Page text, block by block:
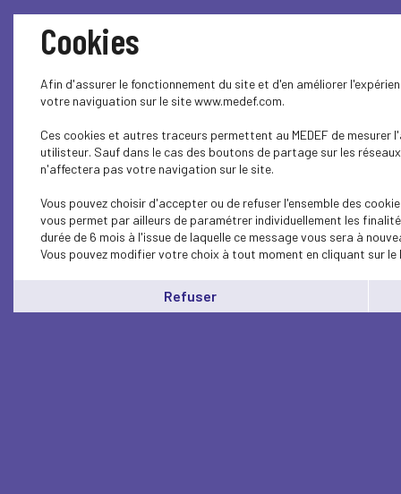
Cookies
Afin d'assurer le fonctionnement du site et d'en améliorer
votre naviguation sur le site www.medef.com.
Ces cookies et autres traceurs permettent au MEDEF de
utilisteur. Sauf dans le cas des boutons de partage sur les
n'affectera pas votre navigation sur le site.
Vous pouvez choisir d'accepter ou de refuser l'ensemble des
vous permet par ailleurs de paramétrer individuellement les
durée de 6 mois à l'issue de laquelle ce message vous sera à
Vous pouvez modifier votre choix à tout moment en cliquant sur le
Refuser